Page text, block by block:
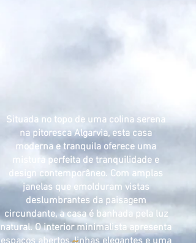
Situada no topo de uma colina serena
na pitoresca Algarvia, esta casa
moderna e tranquila oferece uma
mistura perfeita de tranquilidade e
design contemporâneo. Com amplas
janelas que emolduram vistas
deslumbrantes da paisagem
circundante, a casa é banhada pela luz
natural. O interior minimalista apresenta